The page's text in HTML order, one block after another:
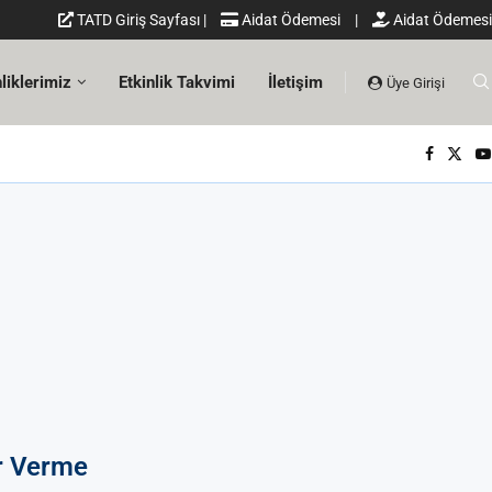
TATD Giriş Sayfası | Aidat Ödemesi | Aidat Ödemesi
Etkinlik Takvimi İletişim Üye Girişi
Verme